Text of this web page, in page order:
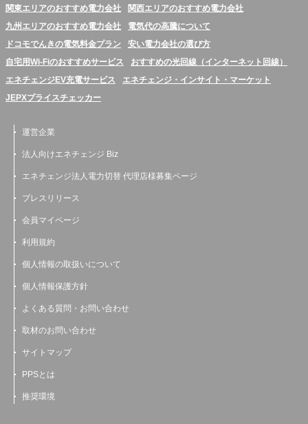
関東エリアのおすすめ電力会社
関西エリアのおすすめ電力会社
九州エリアのおすすめ電力会社
電気代の高騰について
ドコモでんきの電気料金プラン
安い電力会社の選び方
自宅用Wi-Fiのおすすめサービス
おすすめの光回線（インターネット回線）
エネチェンジEV充電サービス
エネチェンジ・インサイト・マーケット
JEPXプライスチェッカー
運営企業
法人向けエネチェンジ Biz
エネチェンジ法人電力切替 代理店様募集ページ
プレスリリース
会員マイページ
利用規約
個人情報の取扱いについて
個人情報保護方針
よくある質問・お問い合わせ
取材のお問い合わせ
サイトマップ
PPSとは
推奨環境